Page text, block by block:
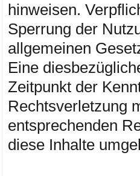
hinweisen.
Sperrung der
allgemeinen
Eine
Zeitpunkt der
Rechtsverletzung
entsprechenden
diese Inhalte